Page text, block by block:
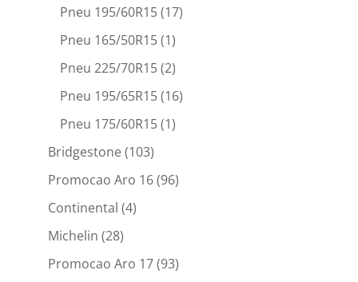
Pneu 195/60R15(17)
Pneu 165/50R15(1)
Pneu 225/70R15(2)
Pneu 195/65R15(16)
Pneu 175/60R15(1)
Bridgestone(103)
Promocao Aro 16(96)
Continental (4)
Michelin (28)
Promocao Aro 17(93)